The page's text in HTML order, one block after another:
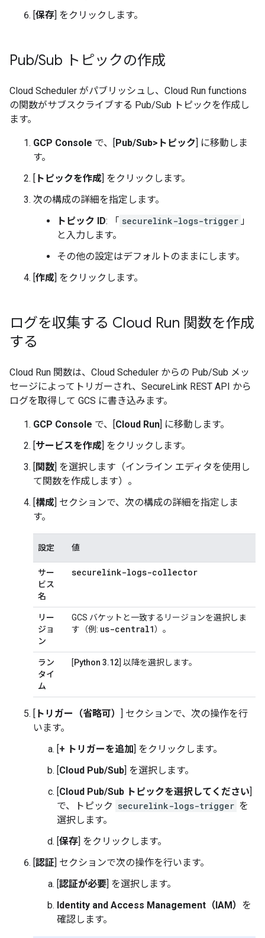
[保存] をクリックします。
Pub/Sub トピックの作成
Cloud Scheduler がパブリッシュし、Cloud Run functions
の関数がサブスクライブする Pub/Sub トピックを作成し
ます。
GCP Console で、[Pub/Sub> トピック] に移動しま
す。
[ トピックを作成] をクリックします。
次の構成の詳細を指定します。
トピック ID: 「 securelink-logs-trigger 」
と入力します。
その他の設定はデフォルトのままにします。
[作成] をクリックします。
ログを収集する Cloud Run 関数を作成
する
Cloud Run 関数は、Cloud Scheduler からの Pub/Sub メッ
セージによってトリガーされ、SecureLink REST API から
ログを取得して GCS に書き込みます。
GCP Console で、[Cloud Run] に移動します。
[サービスを作成] をクリックします。
[関数] を選択します（インライン エディタを使用し
て関数を作成します）。
[構成] セクションで、次の構成の詳細を指定しま
す。
設定 値
サー
ビス
名
securelink-logs-collector
リー
ジョ
ン
GCS バケットと一致するリージョンを選択しま
す（例: us-central1）。
ラン
タイ
ム
[Python 3.12] 以降を選択します。
[ トリガー（省略可） ] セクションで、次の操作を行
います。
[+ トリガーを追加] をクリックします。
[Cloud Pub/Sub] を選択します。
[Cloud Pub/Sub トピックを選択してください]
で、トピック securelink-logs-trigger を
選択します。
[保存] をクリックします。
[認証] セクションで次の操作を行います。
[認証が必要] を選択します。
Identity and Access Management（IAM） を
確認します。